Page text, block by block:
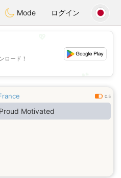
Citas
Mode ログイン
ロード！
0.5
Motivated